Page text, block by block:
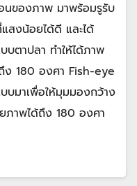
นของภาพ มาพร้อมรูรับ
สงน้อยได้ดี และได้
ตาปลา ทำให้ได้ภาพ
180 องศา Fish-eye
บมาเพื่อให้มุมมองกว้าง
ภาพได้ถึง 180 องศา